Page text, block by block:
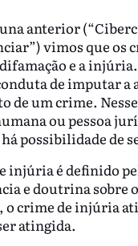
anterior
vimos que os
e a
de imputar a
de um crime.
ou pessoa
possibilidade de
injúria é definido
e doutrina sobre
o crime de injúria
atingida.